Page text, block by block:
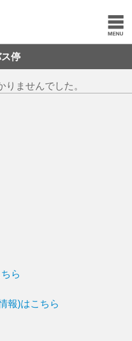
停
ませんでした。
ら
報)はこちら